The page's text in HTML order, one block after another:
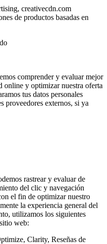
creativecdn.com
de productos basadas en
comprender y evaluar mejor
online y optimizar nuestra oferta
tus datos personales
proveedores externos, si ya
rastrear y evaluar de
del clic y navegación
el fin de optimizar nuestro
la experiencia general del
utilizamos los siguientes
web:
Clarity, Reseñas de